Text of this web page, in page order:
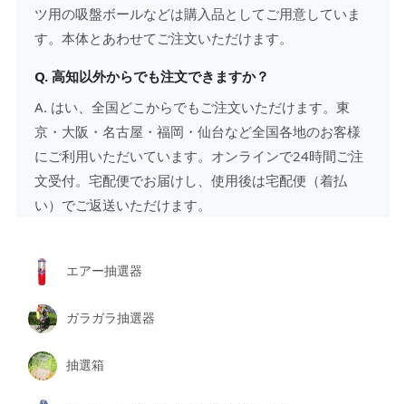
ツ用の吸盤ボールなどは購入品としてご用意していま
す。本体とあわせてご注文いただけます。
Q. 高知以外からでも注文できますか？
A. はい、全国どこからでもご注文いただけます。東
京・大阪・名古屋・福岡・仙台など全国各地のお客様
にご利用いただいています。オンラインで24時間ご注
文受付。宅配便でお届けし、使用後は宅配便（着払
い）でご返送いただけます。
エアー抽選器
ガラガラ抽選器
抽選箱